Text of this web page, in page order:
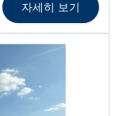
자세히 보기